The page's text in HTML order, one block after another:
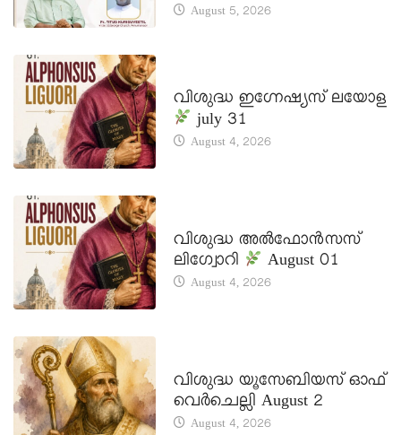
August 5, 2026
വിശുദ്ധ ഇഗ്നേഷ്യസ് ലയോള
july 31
August 4, 2026
വിശുദ്ധ അൽഫോൻസസ്
ലിഗ്വോറി
August 01
August 4, 2026
വിശുദ്ധ യൂസേബിയസ് ഓഫ്
വെർചെല്ലി August 2
August 4, 2026